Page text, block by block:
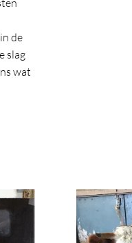
de
slag
wat